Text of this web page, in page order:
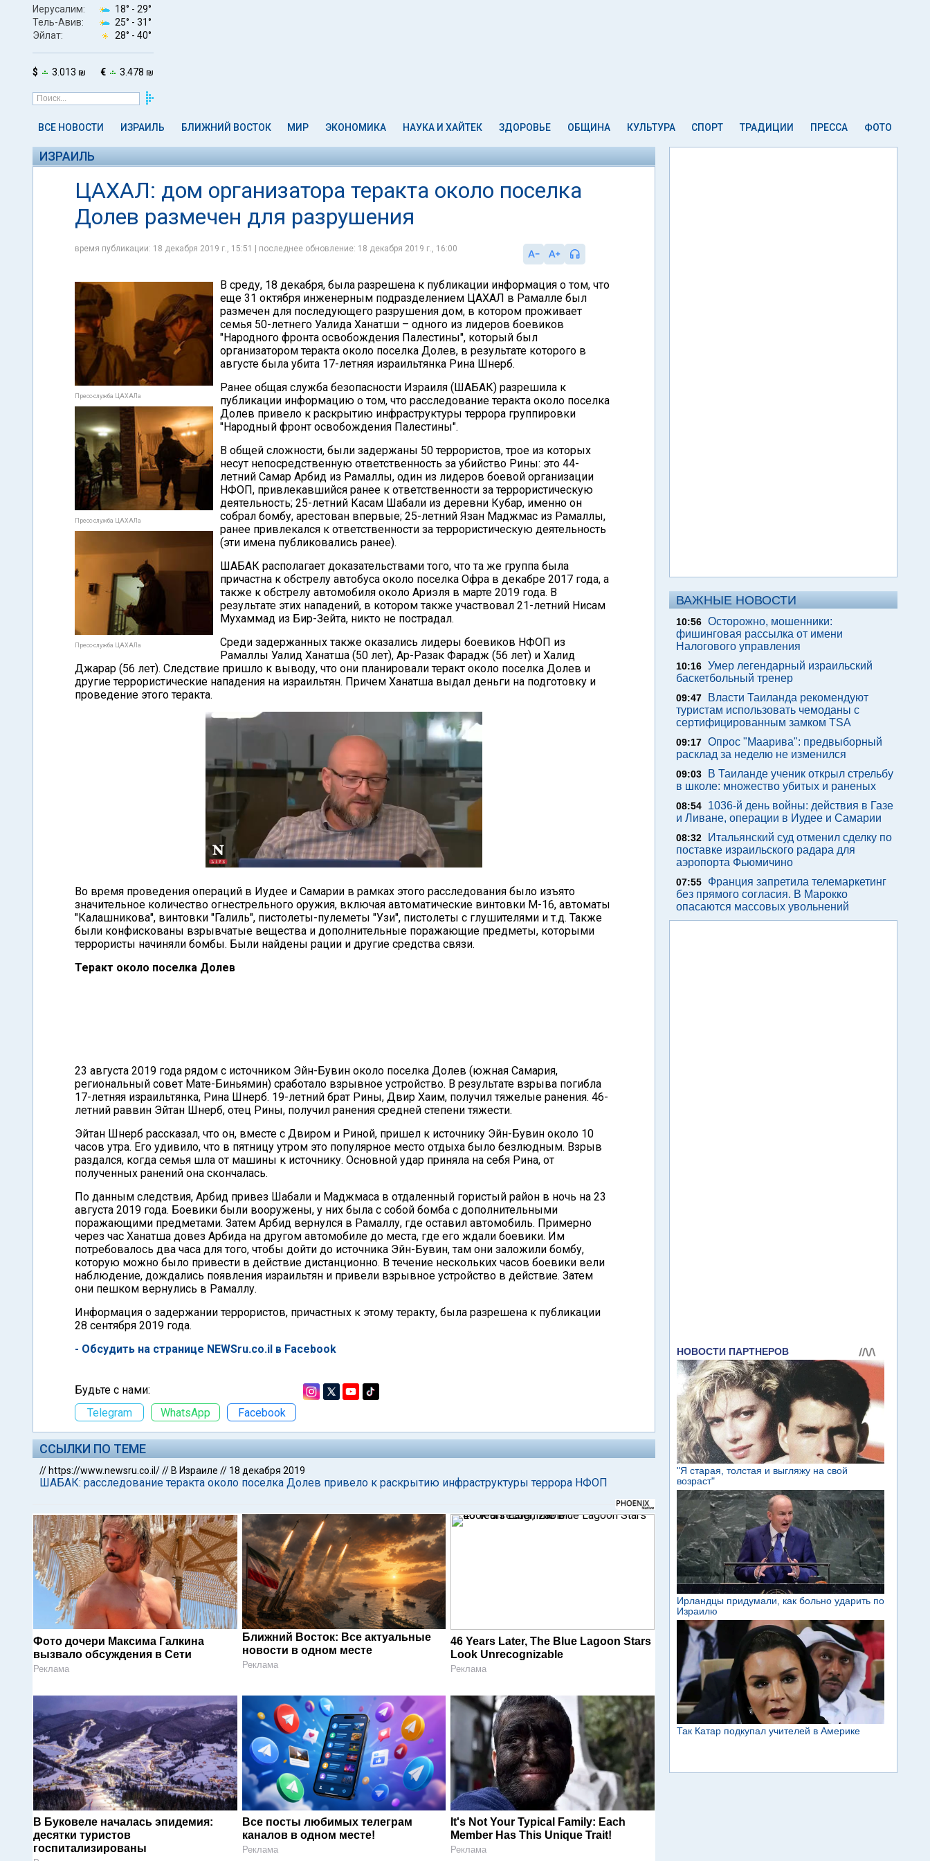
Иерусалим: 18° - 29°
Тель-Авив:
25° - 31°
Эйлат:
28° - 40°
$ 3.013 ₪ € 3.478 ₪
ВСЕ НОВОСТИ ИЗРАИЛЬ БЛИЖНИЙ ВОСТОК МИР ЭКОНОМИКА НАУКА И ХАЙТЕК ЗДОРОВЬЕ ОБЩИНА КУЛЬТУРА СПОРТ ТРАДИЦИИ ПРЕССА ФОТО
ИЗРАИЛЬ
ЦАХАЛ: дом организатора теракта около поселка
Долев размечен для разрушения
время публикации: 18 декабря 2019 г., 15:51 | последнее обновление: 18 декабря 2019 г., 16:00
Пресс-служба ЦАХАЛа
Пресс-служба ЦАХАЛа
Пресс-служба ЦАХАЛа
В среду, 18 декабря, была разрешена к публикации информация о том, что
еще 31 октября инженерным подразделением ЦАХАЛ в Рамалле был
размечен для последующего разрушения дом, в котором проживает
семья 50-летнего Уалида Ханатши – одного из лидеров боевиков
"Народного фронта освобождения Палестины", который был
организатором теракта около поселка Долев, в результате которого в
августе была убита 17-летняя израильтянка Рина Шнерб.
Ранее общая служба безопасности Израиля (ШАБАК) разрешила к
публикации информацию о том, что расследование теракта около поселка
Долев привело к раскрытию инфраструктуры террора группировки
"Народный фронт освобождения Палестины".
В общей сложности, были задержаны 50 террористов, трое из которых
несут непосредственную ответственность за убийство Рины: это 44-
летний Самар Арбид из Рамаллы, один из лидеров боевой организации
НФОП, привлекавшийся ранее к ответственности за террористическую
деятельность; 25-летний Касам Шабали из деревни Кубар, именно он
собрал бомбу, арестован впервые; 25-летний Язан Маджмас из Рамаллы,
ранее привлекался к ответственности за террористическую деятельность
(эти имена публиковались ранее).
ШАБАК располагает доказательствами того, что та же группа была
причастна к обстрелу автобуса около поселка Офра в декабре 2017 года, а
также к обстрелу автомобиля около Ариэля в марте 2019 года. В
результате этих нападений, в котором также участвовал 21-летний Нисам
Мухаммад из Бир-Зейта, никто не пострадал.
Среди задержанных также оказались лидеры боевиков НФОП из
Рамаллы Уалид Ханатша (50 лет), Ар-Разак Фарадж (56 лет) и Халид
Джарар (56 лет). Следствие пришло к выводу, что они планировали теракт около поселка Долев и
другие террористические нападения на израильтян. Причем Ханатша выдал деньги на подготовку и
проведение этого теракта.
Во время проведения операций в Иудее и Самарии в рамках этого расследования было изъято
значительное количество огнестрельного оружия, включая автоматические винтовки М-16, автоматы
"Калашникова", винтовки "Галиль", пистолеты-пулеметы "Узи", пистолеты с глушителями и т.д. Также
были конфискованы взрывчатые вещества и дополнительные поражающие предметы, которыми
террористы начиняли бомбы. Были найдены рации и другие средства связи.
Теракт около поселка Долев
23 августа 2019 года рядом с источником Эйн-Бувин около поселка Долев (южная Самария,
региональный совет Мате-Биньямин) сработало взрывное устройство. В результате взрыва погибла
17-летняя израильтянка, Рина Шнерб. 19-летний брат Рины, Двир Хаим, получил тяжелые ранения. 46-
летний раввин Эйтан Шнерб, отец Рины, получил ранения средней степени тяжести.
Эйтан Шнерб рассказал, что он, вместе с Двиром и Риной, пришел к источнику Эйн-Бувин около 10
часов утра. Его удивило, что в пятницу утром это популярное место отдыха было безлюдным. Взрыв
раздался, когда семья шла от машины к источнику. Основной удар приняла на себя Рина, от
полученных ранений она скончалась.
По данным следствия, Арбид привез Шабали и Маджмаса в отдаленный гористый район в ночь на 23
августа 2019 года. Боевики были вооружены, у них была с собой бомба с дополнительными
поражающими предметами. Затем Арбид вернулся в Рамаллу, где оставил автомобиль. Примерно
через час Ханатша довез Арбида на другом автомобиле до места, где его ждали боевики. Им
потребовалось два часа для того, чтобы дойти до источника Эйн-Бувин, там они заложили бомбу,
которую можно было привести в действие дистанционно. В течение нескольких часов боевики вели
наблюдение, дождались появления израильтян и привели взрывное устройство в действие. Затем
они пешком вернулись в Рамаллу.
Информация о задержании террористов, причастных к этому теракту, была разрешена к публикации
28 сентября 2019 года.
- Обсудить на странице NEWSru.co.il в Facebook
Будьте с нами:
Telegram
WhatsApp Facebook
ССЫЛКИ ПО ТЕМЕ
// https://www.newsru.co.il/// В Израиле // 18 декабря 2019
ШАБАК: расследование теракта около поселка Долев привело к раскрытию инфраструктуры террора НФОП
Фото дочери Максима Галкина
вызвало обсуждения в Сети
Реклама
Ближний Восток: Все актуальные
новости в одном месте
Реклама
46 Years Later, The Blue Lagoon Stars
Look Unrecognizable
Реклама
В Буковеле началась эпидемия:
десятки туристов
госпитализированы
Все посты любимых телеграм
каналов в одном месте!
Реклама
It's Not Your Typical Family: Each
Member Has This Unique Trait!
Реклама
ВАЖНЫЕ НОВОСТИ
10:56 Осторожно, мошенники:
фишинговая рассылка от имени
Налогового управления
10:16 Умер легендарный израильский
баскетбольный тренер
09:47
Власти Таиланда рекомендуют
туристам использовать чемоданы с
сертифицированным замком TSA
09:17 Опрос "Mаарива": предвыборный
расклад за неделю не изменился
09:03
В Таиланде ученик открыл стрельбу
в школе: множество убитых и раненых
08:54
1036-й день войны: действия в Газе
и Ливане, операции в Иудее и Самарии
08:32
Итальянский суд отменил сделку по
поставке израильского радара для
аэропорта Фьюмичино
07:55
Франция запретила телемаркетинг
без прямого согласия. В Марокко
опасаются массовых увольнений